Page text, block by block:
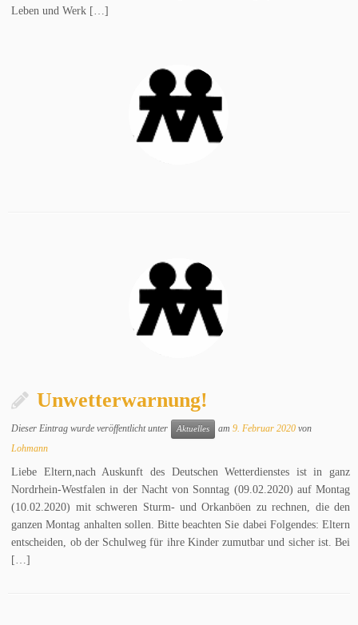
Leben und Werk […]
Unwetterwarnung!
Dieser Eintrag wurde veröffentlicht unter Aktuelles am9. Februar 2020 von
Lohmann
Liebe Eltern,nach Auskunft des Deutschen Wetterdienstes ist in ganz
Nordrhein-Westfalen in der Nacht von Sonntag (09.02.2020) auf Montag
(10.02.2020) mit schweren Sturm- und Orkanböen zu rechnen, die den
ganzen Montag anhalten sollen. Bitte beachten Sie dabei Folgendes: Eltern
entscheiden, ob der Schulweg für ihre Kinder zumutbar und sicher ist. Bei
[…]